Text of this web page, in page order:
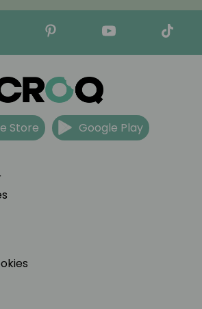
Store Google Play